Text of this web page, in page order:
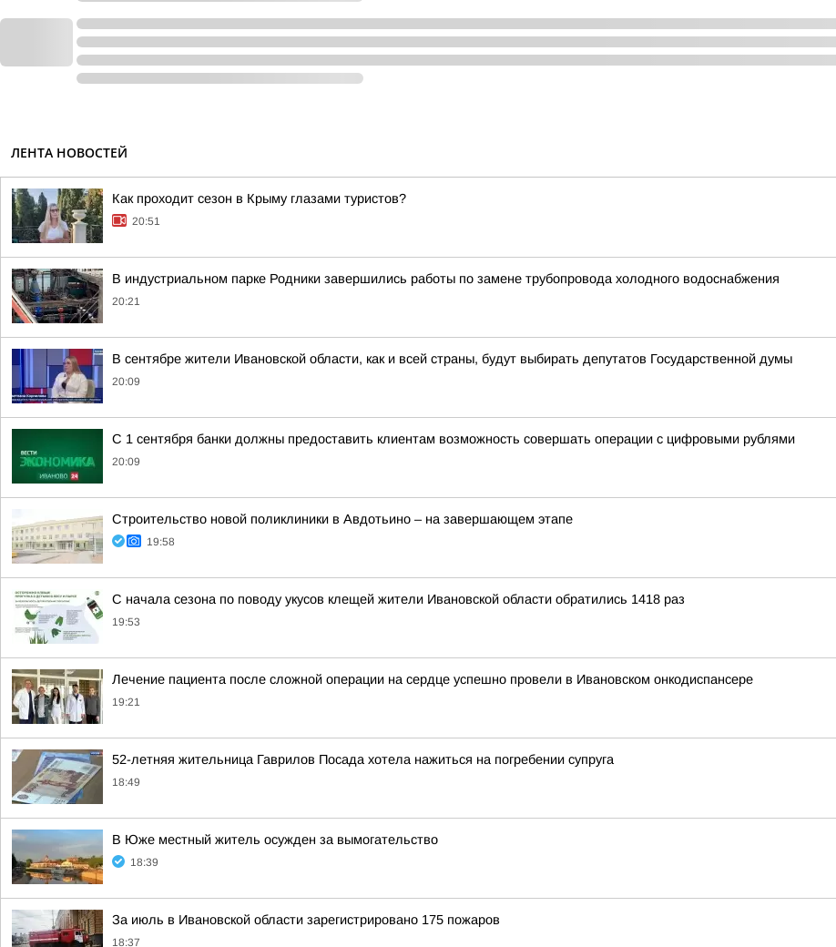
ЛЕНТА НОВОСТЕЙ
Как проходит сезон в Крыму глазами туристов?
20:51
В индустриальном парке Родники завершились работы по замене трубопровода холодного водоснабжения
20:21
В сентябре жители Ивановской области, как и всей страны, будут выбирать депутатов Государственной думы
20:09
С 1 сентября банки должны предоставить клиентам возможность совершать операции с цифровыми рублями
20:09
Строительство новой поликлиники в Авдотьино – на завершающем этапе
19:58
С начала сезона по поводу укусов клещей жители Ивановской области обратились 1418 раз
19:53
Лечение пациента после сложной операции на сердце успешно провели в Ивановском онкодиспансере
19:21
52-летняя жительница Гаврилов Посада хотела нажиться на погребении супруга
18:49
В Юже местный житель осужден за вымогательство
18:39
За июль в Ивановской области зарегистрировано 175 пожаров
18:37